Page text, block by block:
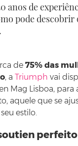
anos de
pode descobrir
de 75% das
, a Triumph vai
Mag Lisboa,
aquele que se
estilo.
perfeito